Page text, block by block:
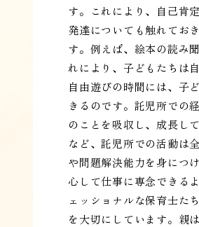
す。これにより、自己肯
発達についても触れてお
す。例えば、絵本の読み
れにより、子どもたちは
自由遊びの時間には、子
きるのです。託児所での
のことを吸収し、成長し
など、託児所での活動は
や問題解決能力を身につ
心して仕事に専念できる
ェッショナルな保育士た
を大切にしています。親